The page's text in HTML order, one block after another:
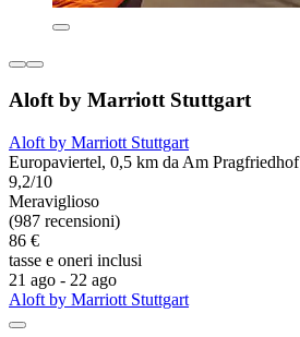
Aloft by Marriott Stuttgart
Aloft by Marriott Stuttgart
Europaviertel, 0,5 km da Am Pragfriedhof
9,2/10
Meraviglioso
(987 recensioni)
86 €
tasse e oneri inclusi
21 ago - 22 ago
Aloft by Marriott Stuttgart